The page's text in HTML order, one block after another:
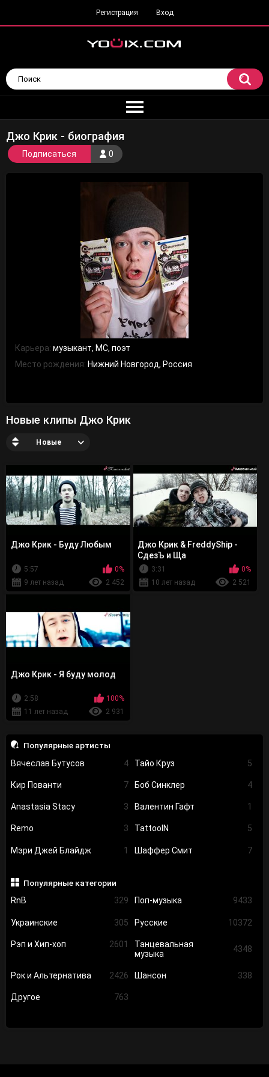
Регистрация Вход
Популярные артисты
Вячеслав Бутусов
4 Тайо Круз 5
Кир Пованти 7 Боб Синклер 4
Anastasia Stacy 3 Валентин Гафт 1
Remo 3 TattooIN 5
Мэри Джей Блайдж 1 Шаффер Смит 7
Популярные категории
RnB
329 Поп-музыка 9433
Украинские 305 Русские 10372
Рэп и Хип-хоп 2601
Танцевальная
музыка
4348
Рок и Альтернатива 2426 Шансон 338
Другое 763
Джо Крик - биография
0
Подписаться
Карьера:музыкант, MC, поэт
Место рождения: Нижний Новгород, Россия
Новые клипы Джо Крик
Новые
Джо Крик - Буду Любым
5:57
0%
9 лет назад
2 452
Джо Крик & FreddyShip -
СдезЪ и Ща
3:31
0%
10 лет назад
2 521
Джо Крик - Я буду молод
2:58
100%
11 лет назад
2 931